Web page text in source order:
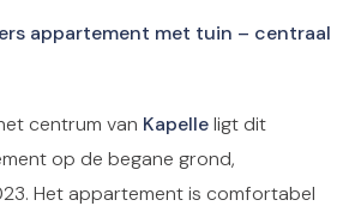
appartement met tuin – centraal
centrum van Kapelleligt dit
op de begane grond,
Het appartement is comfortabel